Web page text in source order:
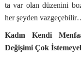
ta var olan düzenini
her şeyden
Kadın Kendi
Değişimi Çok